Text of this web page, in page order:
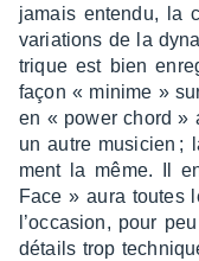
jamais entendu, la
varia­tions de la
trique est bien
façon « minime »
en « power chord »
un autre musi­cien ;
ment la même. Il
Face » aura toutes
l’oc­ca­sion, pour
détails trop